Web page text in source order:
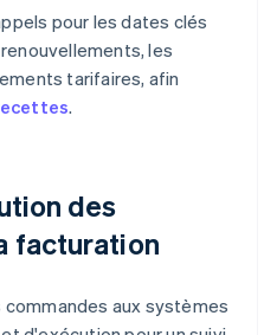
pour les dates clés
les
tarifaires, afin
.
des
facturation
aux systèmes